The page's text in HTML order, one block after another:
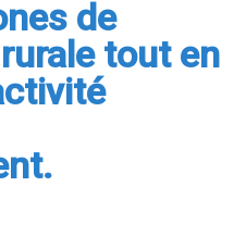
de
tout en